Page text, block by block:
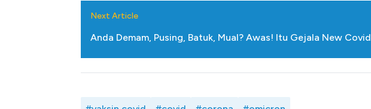
Next Article
Anda Demam, Pusing, Batuk, Mual? Awas! Itu Gejala New Covid